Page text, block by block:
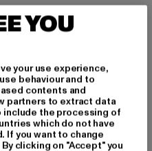
interessiert?
YOU
your use experience,
behaviour and to
contents and
partners to extract data
include the processing of
which do not have
If you want to change
clicking on "Accept" you